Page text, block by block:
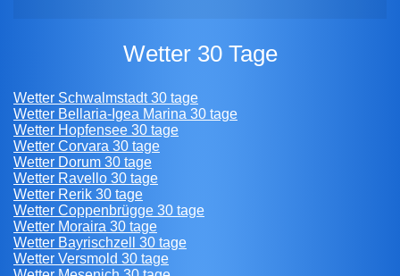
Wetter 30 Tage
Wetter Schwalmstadt 30 tage
Wetter Bellaria-Igea Marina 30 tage
Wetter Hopfensee 30 tage
Wetter Corvara 30 tage
Wetter Dorum 30 tage
Wetter Ravello 30 tage
Wetter Rerik 30 tage
Wetter Coppenbrügge 30 tage
Wetter Moraira 30 tage
Wetter Bayrischzell 30 tage
Wetter Versmold 30 tage